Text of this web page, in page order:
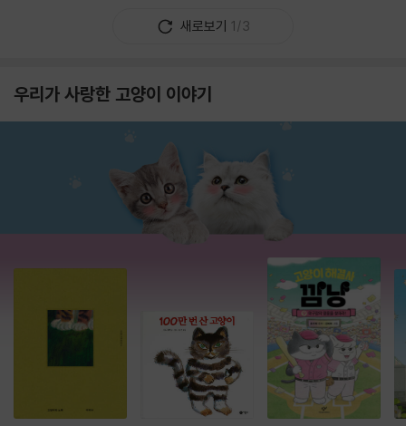
새로보기 1/3
우리가 사랑한 고양이 이야기